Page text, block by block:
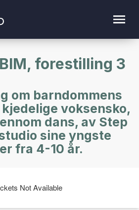
forestilling 3
om barndommens
voksensko,
dans, av Step
sine yngste
fra 4-10 år.
Not Available